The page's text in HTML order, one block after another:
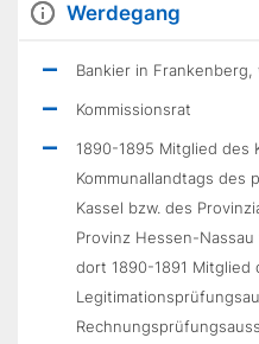
Werdegang
Bankier in
Kommissionsrat
1890-1895 Mitglied des
Kommunallandtags des
Kassel bzw. des
Provinz Hessen-
dort 1890-1891 Mitglied